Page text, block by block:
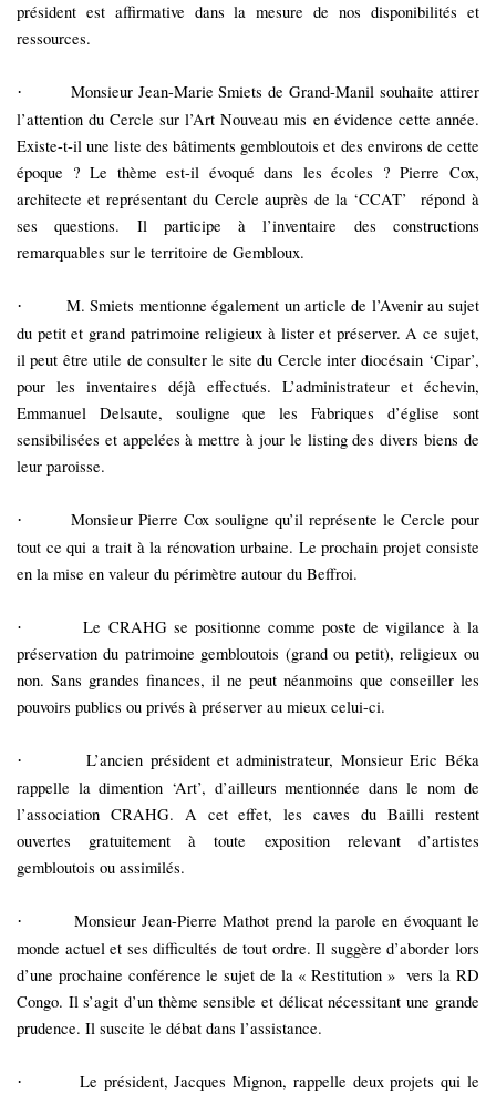
président est affirmative dans la mesure de nos disponibilités et
ressources.
·
Monsieur Jean-Marie Smiets de Grand-Manil souhaite attirer
l’attention du Cercle sur l’Art Nouveau mis en évidence cette année.
Existe-t-il une liste des bâtiments gembloutois et des environs de cette
époque ? Le thème est-il évoqué dans les écoles ? Pierre Cox,
architecte et représentant du Cercle auprès de la ‘CCAT’
répond à
ses questions. Il participe à l’inventaire des constructions
remarquables sur le territoire de Gembloux.
·
M. Smiets mentionne également un article de l’Avenir au sujet
du petit et grand patrimoine religieux à lister et préserver. A ce sujet,
il peut être utile de consulter le site du Cercle inter diocésain ‘Cipar’,
pour les inventaires déjà effectués. L’administrateur et échevin,
Emmanuel Delsaute, souligne que les Fabriques d’église sont
sensibilisées et appelées à mettre à jour le listing des divers biens de
leur paroisse.
·
Monsieur Pierre Cox souligne qu’il représente le Cercle pour
tout ce qui a trait à la rénovation urbaine. Le prochain projet consiste
en la mise en valeur du périmètre autour du Beffroi.
·
Le CRAHG se positionne comme poste de vigilance à la
préservation du patrimoine gembloutois (grand ou petit), religieux ou
non. Sans grandes finances, il ne peut néanmoins que conseiller les
pouvoirs publics ou privés à préserver au mieux celui-ci.
·
L’ancien président et administrateur, Monsieur Eric Béka
rappelle la dimention ‘Art’, d’ailleurs mentionnée dans le nom de
l’association CRAHG. A cet effet, les caves du Bailli restent
ouvertes gratuitement à toute exposition relevant d’artistes
gembloutois ou assimilés.
·
Monsieur Jean-Pierre Mathot prend la parole en évoquant le
monde actuel et ses difficultés de tout ordre. Il suggère d’aborder lors
d’une prochaine conférence le sujet de la « Restitution » vers la RD
Congo. Il s’agit d’un thème sensible et délicat nécessitant une grande
prudence. Il suscite le débat dans l’assistance.
·
Le président, Jacques Mignon, rappelle deux projets qui le